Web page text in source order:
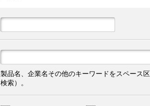
製品名、企業名その他のキーワードをスペース
検索）。